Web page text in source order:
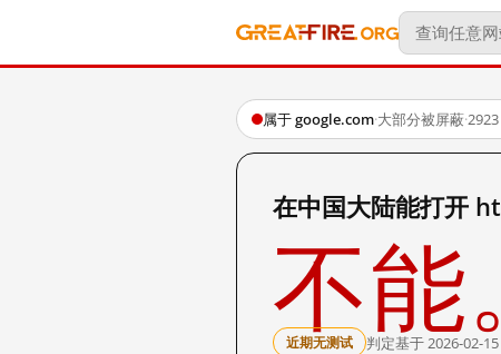
属于 google.com·大部分被屏蔽·
在中国大陆能打开
不能
近期无测试 判定基于 2026-02-15